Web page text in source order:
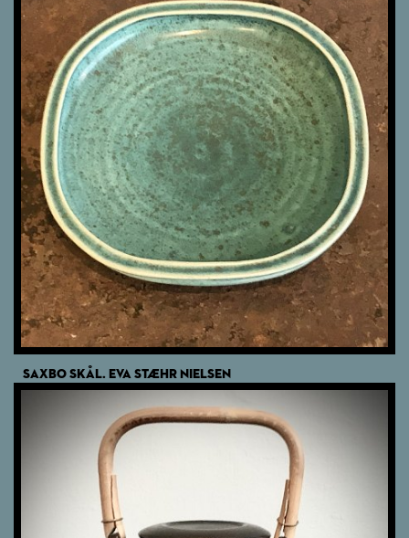
SAXBO SKÅL. EVA STÆHR NIELSEN